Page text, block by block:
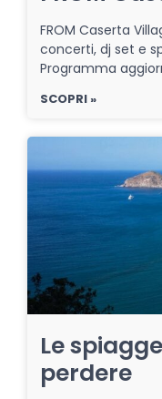
FROM Caserta
concerti, dj set e
Programma
SCOPRI »
Le
perdere